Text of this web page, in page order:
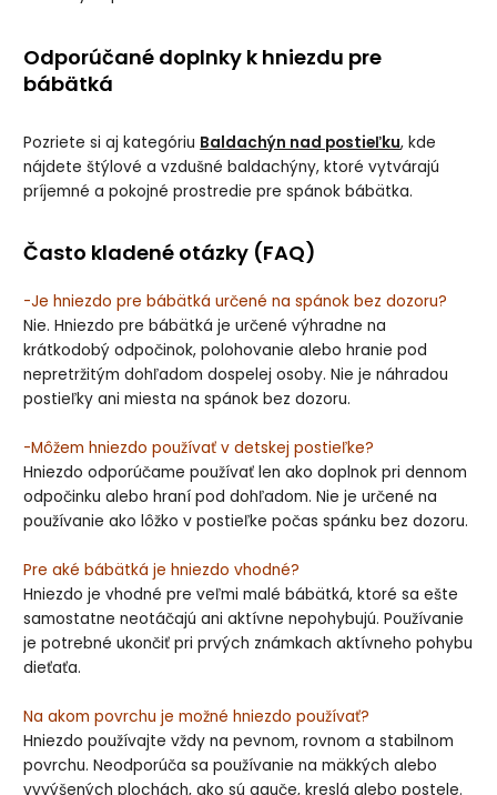
Odporúčané doplnky k hniezdu pre
bábätká
Pozriete si aj kategóriu Baldachýn nad postieľku, kde
nájdete štýlové a vzdušné baldachýny, ktoré vytvárajú
príjemné a pokojné prostredie pre spánok bábätka.
Často kladené otázky (FAQ)
-Je hniezdo pre bábätká určené na spánok bez dozoru?
Nie. Hniezdo pre bábätká je určené výhradne na
krátkodobý odpočinok, polohovanie alebo hranie pod
nepretržitým dohľadom dospelej osoby. Nie je náhradou
postieľky ani miesta na spánok bez dozoru.
-Môžem hniezdo používať v detskej postieľke?
Hniezdo odporúčame používať len ako doplnok pri dennom
odpočinku alebo hraní pod dohľadom. Nie je určené na
používanie ako lôžko v postieľke počas spánku bez dozoru.
Pre aké bábätká je hniezdo vhodné?
Hniezdo je vhodné pre veľmi malé bábätká, ktoré sa ešte
samostatne neotáčajú ani aktívne nepohybujú. Používanie
je potrebné ukončiť pri prvých známkach aktívneho pohybu
dieťaťa.
Na akom povrchu je možné hniezdo používať?
Hniezdo používajte vždy na pevnom, rovnom a stabilnom
povrchu. Neodporúča sa používanie na mäkkých alebo
vyvýšených plochách, ako sú gauče, kreslá alebo postele.